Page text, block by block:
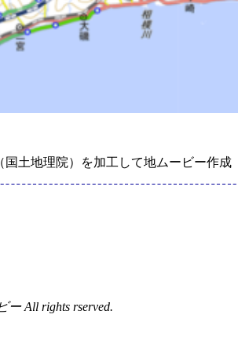
国土地理院）を加工して地ムービー作成
ー All rights rserved.